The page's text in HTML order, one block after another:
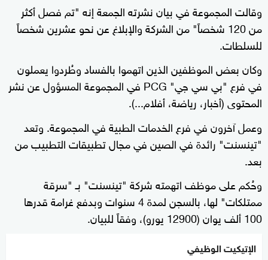
وقالت المجموعة في بيان نشرته الجمعة إنه "تم فصل أكثر
من 120 شخصاً" من الشركة والإبلاغ عن نحو عشرين شخصاً
للسلطات.
وكان بعض الموظفين الذين اتهموا بالفساد وطُردوا يعملون
في فرع "بي سي جي" PCG في المجموعة المسؤول عن نشر
المحتوى (أخبار، رياضة، أفلام...).
وعمل آخرون في فرع الخدمات الطبية في المجموعة. وتعد
"تينسنت" رائدة في الصين في مجال تطبيقات التطبيب من
بعد.
وحُكم على موظف اتهمته شركة "تينسنت" بـ "سرقة
ممتلكات" لها، بالسجن لمدة 4 سنوات وبدفع غرامة قدرها
100 ألف يوان (12900 يورو)، وفقاً للبيان.
الإتيكيت الوظيفي